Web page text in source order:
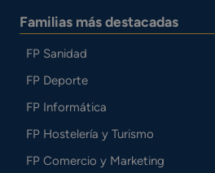
Familias más destacadas
FP Sanidad
FP Deporte
FP Informática
FP Hostelería y Turismo
FP Comercio y Marketing